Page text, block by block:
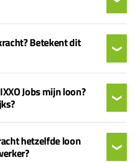
Betekent dit
Jobs mijn loon?
hetzelfde loon